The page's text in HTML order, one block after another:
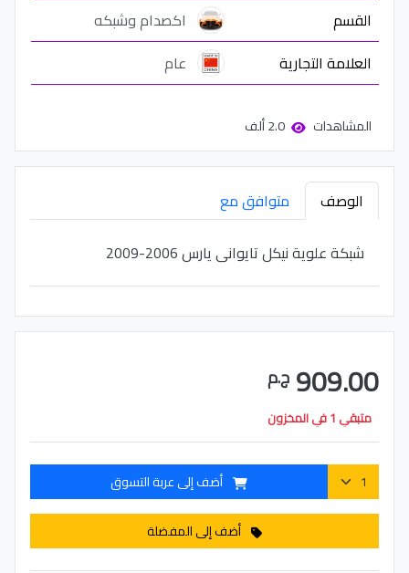
القسم
اكصدام وشبكه
العلامة التجارية
عام
المشاهدات 2.0 ألف
الوصف
متوافق مع
شبكة علوية نيكل تايوانى يارس 2006-2009
909.00 ج.م
متبقي 1 في المخزون
أضف إلى عربة التسوق
أضف إلى المفضلة